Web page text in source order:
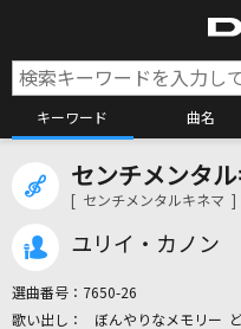
キーワード 曲名
カ
センチメンタ
[ センチメンタルキネマ ]
ユリイ・カノン
選曲番号： 7650-26
ぼんやりなメモリー